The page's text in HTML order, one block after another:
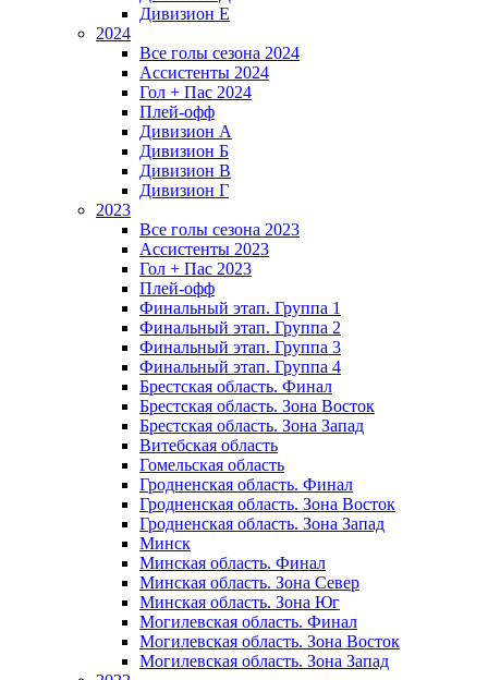
Дивизион Е
2024
Все голы сезона 2024
Ассистенты 2024
Гол + Пас 2024
Плей-офф
Дивизион A
Дивизион Б
Дивизион В
Дивизион Г
2023
Все голы сезона 2023
Ассистенты 2023
Гол + Пас 2023
Плей-офф
Финальный этап. Группа 1
Финальный этап. Группа 2
Финальный этап. Группа 3
Финальный этап. Группа 4
Брестская область. Финал
Брестская область. Зона Восток
Брестская область. Зона Запад
Витебская область
Гомельская область
Гродненская область. Финал
Гродненская область. Зона Восток
Гродненская область. Зона Запад
Минск
Минская область. Финал
Минская область. Зона Север
Минская область. Зона Юг
Могилевская область. Финал
Могилевская область. Зона Восток
Могилевская область. Зона Запад